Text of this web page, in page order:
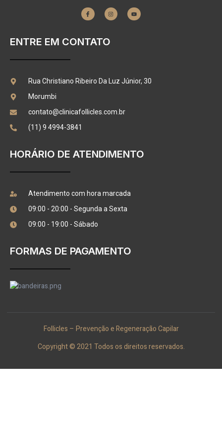
ENTRE EM CONTATO
Rua Christiano Ribeiro Da Luz Júnior, 30
Morumbi
contato@clinicafollicles.com.br
(11) 9 4994-3841
HORÁRIO DE ATENDIMENTO
Atendimento com hora marcada
09:00 - 20:00 - Segunda a Sexta
09:00 - 19:00 - Sábado
FORMAS DE PAGAMENTO
Follicles – Prevenção e Regeneração Capilar
Copyright © 2021 Todos os direitos reservados.